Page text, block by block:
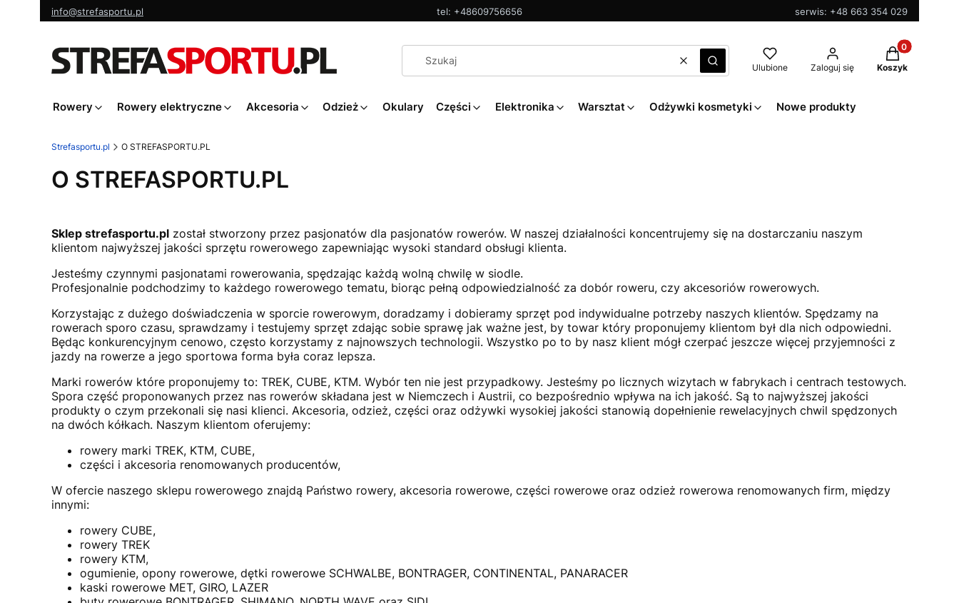
info@strefasportu.pl tel: +48609756656 serwis: +48 663 354 029
WyczyśćSzukaj Ulubione Zaloguj się
Produkty w
Koszyk
Rowery Rowery elektryczne Akcesoria Odzież Okulary Części Elektronika Warsztat Odżywki kosmetyki Nowe produkty
Strefasportu.pl O STREFASPORTU.PL
O STREFASPORTU.PL
Sklep strefasportu.pl został stworzony przez pasjonatów dla pasjonatów rowerów. W naszej działalności koncentrujemy się na dostarczaniu naszym
klientom najwyższej jakości sprzętu rowerowego zapewniając wysoki standard obsługi klienta.
Jesteśmy czynnymi pasjonatami rowerowania, spędzając każdą wolną chwilę w siodle.
Profesjonalnie podchodzimy to każdego rowerowego tematu, biorąc pełną odpowiedzialność za dobór roweru, czy akcesoriów rowerowych.
Korzystając z dużego doświadczenia w sporcie rowerowym, doradzamy i dobieramy sprzęt pod indywidualne potrzeby naszych klientów. Spędzamy na
rowerach sporo czasu, sprawdzamy i testujemy sprzęt zdając sobie sprawę jak ważne jest, by towar który proponujemy klientom był dla nich odpowiedni.
Będąc konkurencyjnym cenowo, często korzystamy z najnowszych technologii. Wszystko po to by nasz klient mógł czerpać jeszcze więcej przyjemności z
jazdy na rowerze a jego sportowa forma była coraz lepsza.
Marki rowerów które proponujemy to: TREK, CUBE, KTM. Wybór ten nie jest przypadkowy. Jesteśmy po licznych wizytach w fabrykach i centrach testowych.
Spora część proponowanych przez nas rowerów składana jest w Niemczech i Austrii, co bezpośrednio wpływa na ich jakość. Są to najwyższej jakości
produkty o czym przekonali się nasi klienci. Akcesoria, odzież, części oraz odżywki wysokiej jakości stanowią dopełnienie rewelacyjnych chwil spędzonych
na dwóch kółkach. Naszym klientom oferujemy:
rowery marki TREK, KTM, CUBE,
części i akcesoria renomowanych producentów,
W ofercie naszego sklepu rowerowego znajdą Państwo rowery, akcesoria rowerowe, części rowerowe oraz odzież rowerowa renomowanych firm, między
innymi:
rowery CUBE,
rowery TREK
rowery KTM,
ogumienie, opony rowerowe, dętki rowerowe SCHWALBE, BONTRAGER, CONTINENTAL, PANARACER
kaski rowerowe MET, GIRO, LAZER